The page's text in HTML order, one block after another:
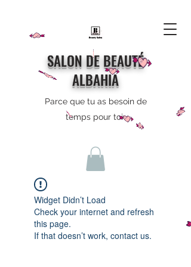
SALON DE BEAUTÉ
ALBAHIA
Parce que tu as besoin de
temps pour toi
Widget Didn’t Load
Check your internet and refresh
this page.
If that doesn’t work, contact us.